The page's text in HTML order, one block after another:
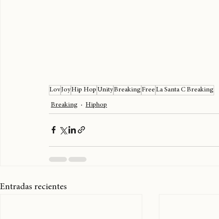
LovJoyHip HopUnityBreakingFreeLa Santa C Breaking
Breaking